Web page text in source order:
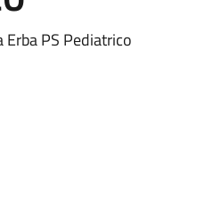
Erba PS Pediatrico